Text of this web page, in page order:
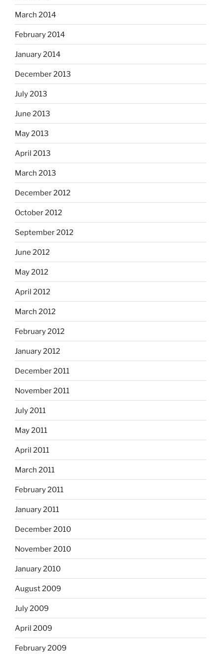
March 2014
February 2014
January 2014
December 2013
July 2013
June 2013
May 2013
April 2013
March 2013
December 2012
October 2012
September 2012
June 2012
May 2012
April 2012
March 2012
February 2012
January 2012
December 2011
November 2011
July 2011
May 2011
April 2011
March 2011
February 2011
January 2011
December 2010
November 2010
January 2010
August 2009
July 2009
April 2009
February 2009